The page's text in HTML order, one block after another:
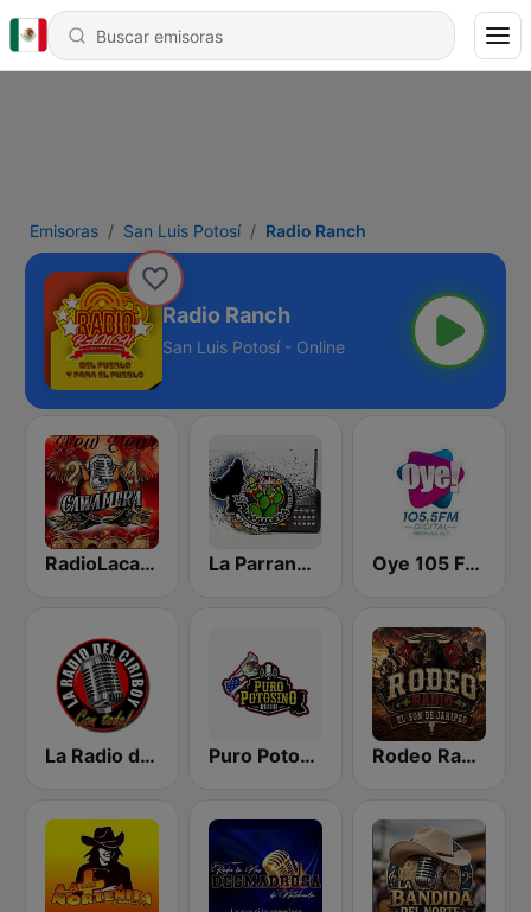
Emisoras San Luis Potosí Radio Ranch
Radio Ranch
San Luis Potosí - Online
RadioLacawamera.com La Parrandera Oficial Oye 105 FM Digital
La Radio del Ciriboy Puro Potosino Raido Rodeo Radio